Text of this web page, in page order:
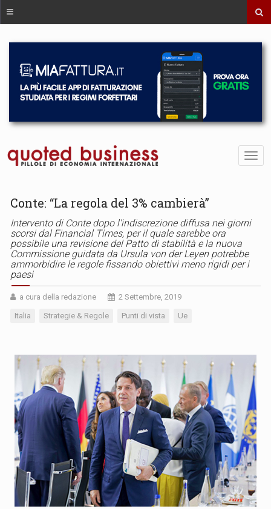
Conte: “La regola del 3% cambierà”
Intervento di Conte dopo l'indiscrezione diffusa nei giorni
scorsi dal Financial Times, per il quale sarebbe ora
possibile una revisione del Patto di stabilità e la nuova
Commissione guidata da Ursula von der Leyen potrebbe
ammorbidire le regole fissando obiettivi meno rigidi per i
paesi
a cura della redazione 2 Settembre, 2019
Italia Strategie & Regole Punti di vista Ue